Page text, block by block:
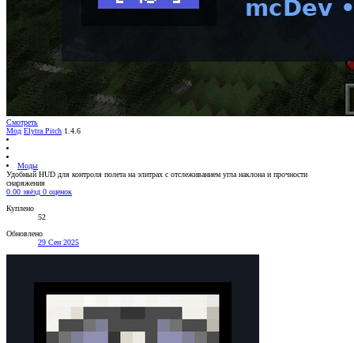
Смотреть
Мод Elytra Pitch 1.4.6
Моды
Удобный HUD для контроля полета на элитрах с отслеживанием угла наклона и прочности
снаряжения
0.00 звёзд 0 оценок
Куплено
52
Обновлено
29 Сен 2025